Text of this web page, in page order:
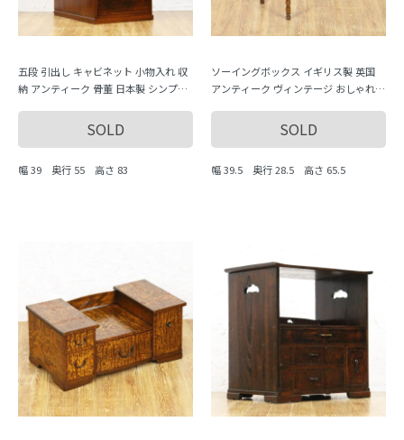
五段 引出し キャビネット 小物入れ 収
納 アンティーク 骨董 日本製 シンプル
SOLD
幅 39 奥行 55 高さ 83
ソーイングボックス イギリス製 英国
アンティーク ヴィンテージ おしゃれ
SOLD
幅 39.5 奥行 28.5 高さ 65.5